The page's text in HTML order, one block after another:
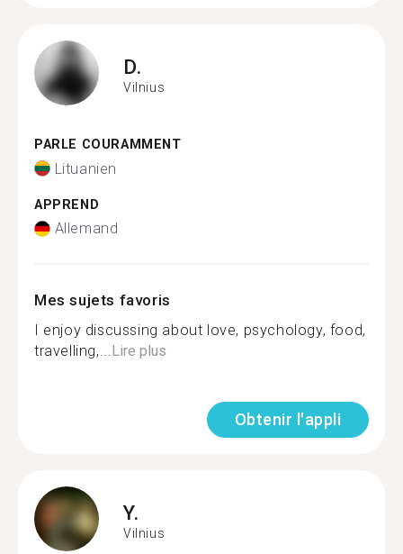
D.
Vilnius
PARLE COURAMMENT
Lituanien
APPREND
Allemand
Mes sujets favoris
I enjoy discussing about love, psychology, food,
travelling,...Lire plus
Obtenir l'appli
Y.
Vilnius